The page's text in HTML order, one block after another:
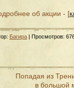
об акции - [
Багира | Просмотров:
Попадая из
в большой